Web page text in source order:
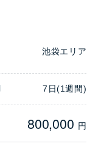
池袋エリア
7日(1週間)
800,000 円